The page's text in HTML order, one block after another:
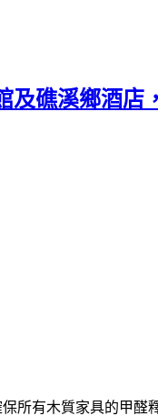
及礁溪鄉酒
所有木質家具的甲醛